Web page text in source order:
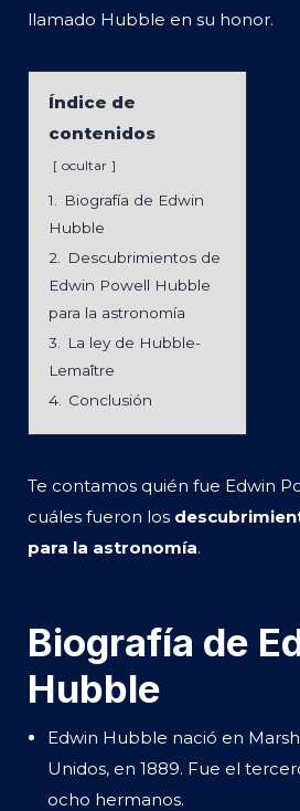
llamado Hubble en su honor.
Índice de
contenidos
ocultar
1.
Biografía de Edwin
Hubble
2.
Descubrimientos de
Edwin Powell Hubble
para la astronomía
3.
La ley de Hubble-
Lemaître
4.
Conclusión
Te contamos quién fue Edwin
cuáles fueron los
para la astronomía.
Biografía de
Hubble
Edwin Hubble nació en
Unidos, en 1889. Fue el
ocho hermanos.